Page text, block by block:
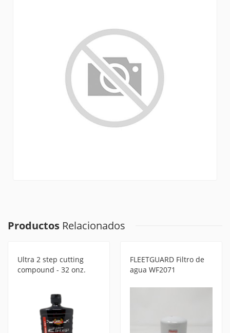
Productos Relacionados
Ultra 2 step cutting
compound - 32 onz.
FLEETGUARD Filtro de
agua WF2071